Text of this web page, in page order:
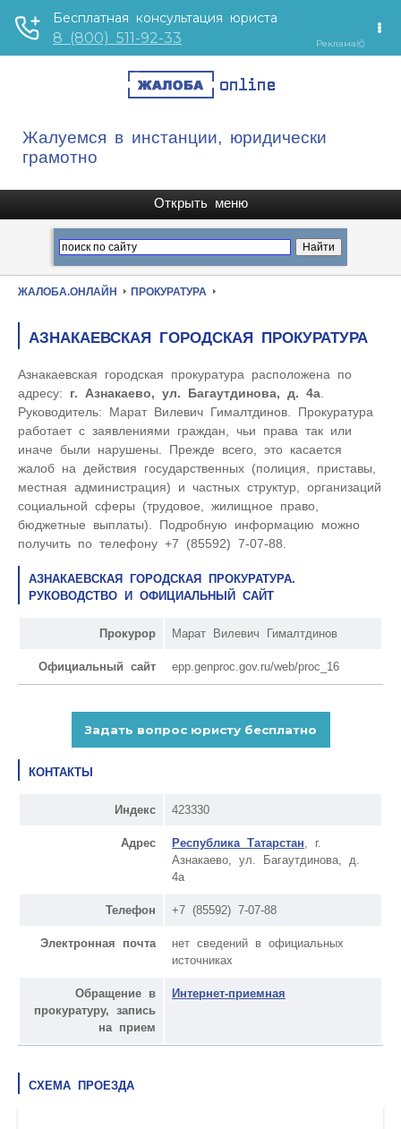
Жалуемся в инстанции, юридически
грамотно
ЖАЛОБА.ОНЛАЙН ПРОКУРАТУРА
АЗНАКАЕВСКАЯ ГОРОДСКАЯ ПРОКУРАТУРА
Азнакаевская городская прокуратура расположена по
адресу: г. Азнакаево, ул. Багаутдинова, д. 4а
Руководитель: Марат Вилевич Гималтдинов. Прокуратура
работает с заявлениями граждан, чьи права так или
иначе были нарушены. Прежде всего, это касается
жалоб на действия государственных (полиция, приставы,
местная администрация) и частных структур, организаций
социальной сферы (трудовое, жилищное право,
бюджетные выплаты). Подробную информацию можно
получить по телефону +7 (85592) 7-07-88.
АЗНАКАЕВСКАЯ ГОРОДСКАЯ ПРОКУРАТУРА.
РУКОВОДСТВО И ОФИЦИАЛЬНЫЙ САЙТ
Прокурор Марат Вилевич Гималтдинов
Официальный сайт epp.genproc.gov.ru/web/proc_16
КОНТАКТЫ
Индекс 423330
Адрес Республика Татарстан , г.
Азнакаево, ул. Багаутдинова, д.
4а
Телефон +7 (85592) 7-07-88
Электронная почта
нет сведений в официальных
источниках
Обращение в
прокуратуру, запись
на прием
Интернет-приемная
СХЕМА ПРОЕЗДА